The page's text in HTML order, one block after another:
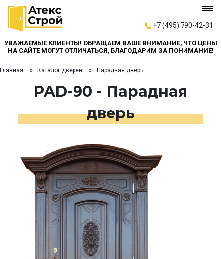
+7 (495) 790-42-31
УВАЖАЕМЫЕ КЛИЕНТЫ! ОБРАЩАЕМ ВАШЕ ВНИМАНИЕ, ЧТО ЦЕНЫ
НА САЙТЕ МОГУТ ОТЛИЧАТЬСЯ, БЛАГОДАРИМ ЗА ПОНИМАНИЕ!
Главная Каталог дверей Парадная дверь
PAD-90 - Парадная
дверь